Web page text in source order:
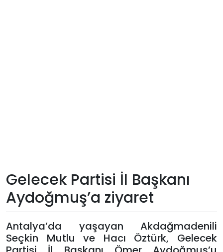
Künye
Giriş
Yap
Gelecek Partisi İl Başkanı
Aydoğmuş’a ziyaret
Antalya’da yaşayan Akdağmadenili
Seçkin Mutlu ve Hacı Öztürk, Gelecek